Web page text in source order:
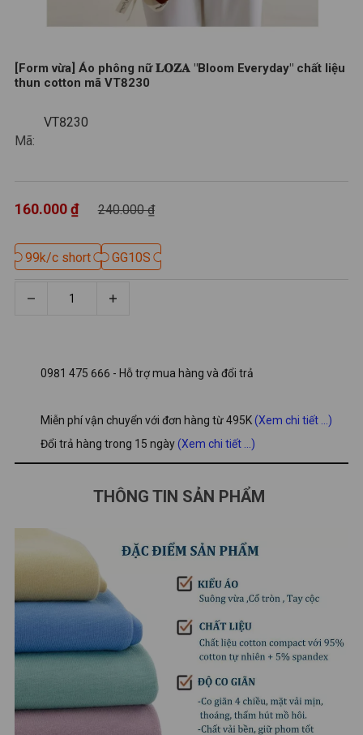
[Form vừa] Áo phông nữ 𝐋𝐎𝐙𝐀 "Bloom Everyday" chất liệu
thun cotton mã VT8230
Mã:
240.000 ₫
160.000 ₫
0981 475 666 - Hỗ trợ mua hàng và đổi trả
Miễn phí vận chuyển với đơn hàng từ 495K(Xem chi tiết ...)
Đổi trả hàng trong 15 ngày(Xem chi tiết ...)
VT8230
99k/c short
99k/c short GG10S
GG10S
THÔNG TIN SẢN PHẨM